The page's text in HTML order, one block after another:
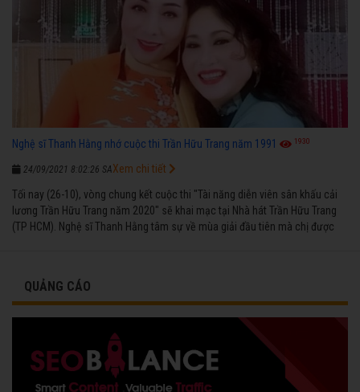
Nghệ sĩ Thanh Hằng nhớ cuộc thi Trần Hữu Trang năm 1991 1930
24/09/2021 8:02:26 SA
Tối nay (26-10), vòng chung kết cuộc thi "Tài năng diễn viên sân khấu cải
lương Trần Hữu Trang năm 2020" sẽ khai mạc tại Nhà hát Trần Hữu Trang
(TP HCM). Nghệ sĩ Thanh Hằng tâm sự về mùa giải đầu tiên mà chị được
Xem chi tiết
QUẢNG CÁO